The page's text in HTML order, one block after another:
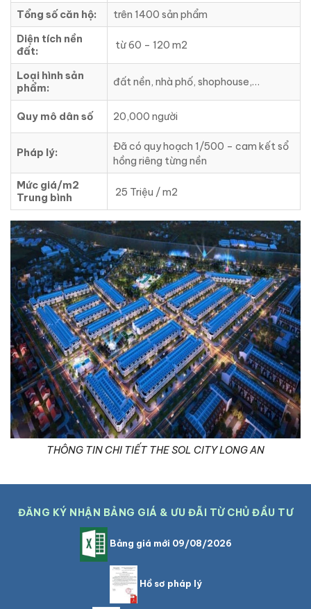
Tổng số căn hộ:
trên 1400 sản phẩm
Diện tích nền
đất:
từ 60 – 120 m2
Loại hình sản
phẩm:
đất nền, nhà phố, shophouse,…
Quy mô dân số 20,000 người
Pháp lý:
Đã có quy hoạch 1/500 – cam kết sổ
hồng riêng từng nền
Mức giá/m2
Trung bình
25 Triệu / m2
THÔNG TIN CHI TIẾT THE SOL CITY LONG AN
ĐĂNG KÝ NHẬN BẢNG GIÁ & ƯU ĐÃI TỪ CHỦ ĐẦU TƯ
Bảng giá mới 09/08/2026
Hồ sơ pháp lý